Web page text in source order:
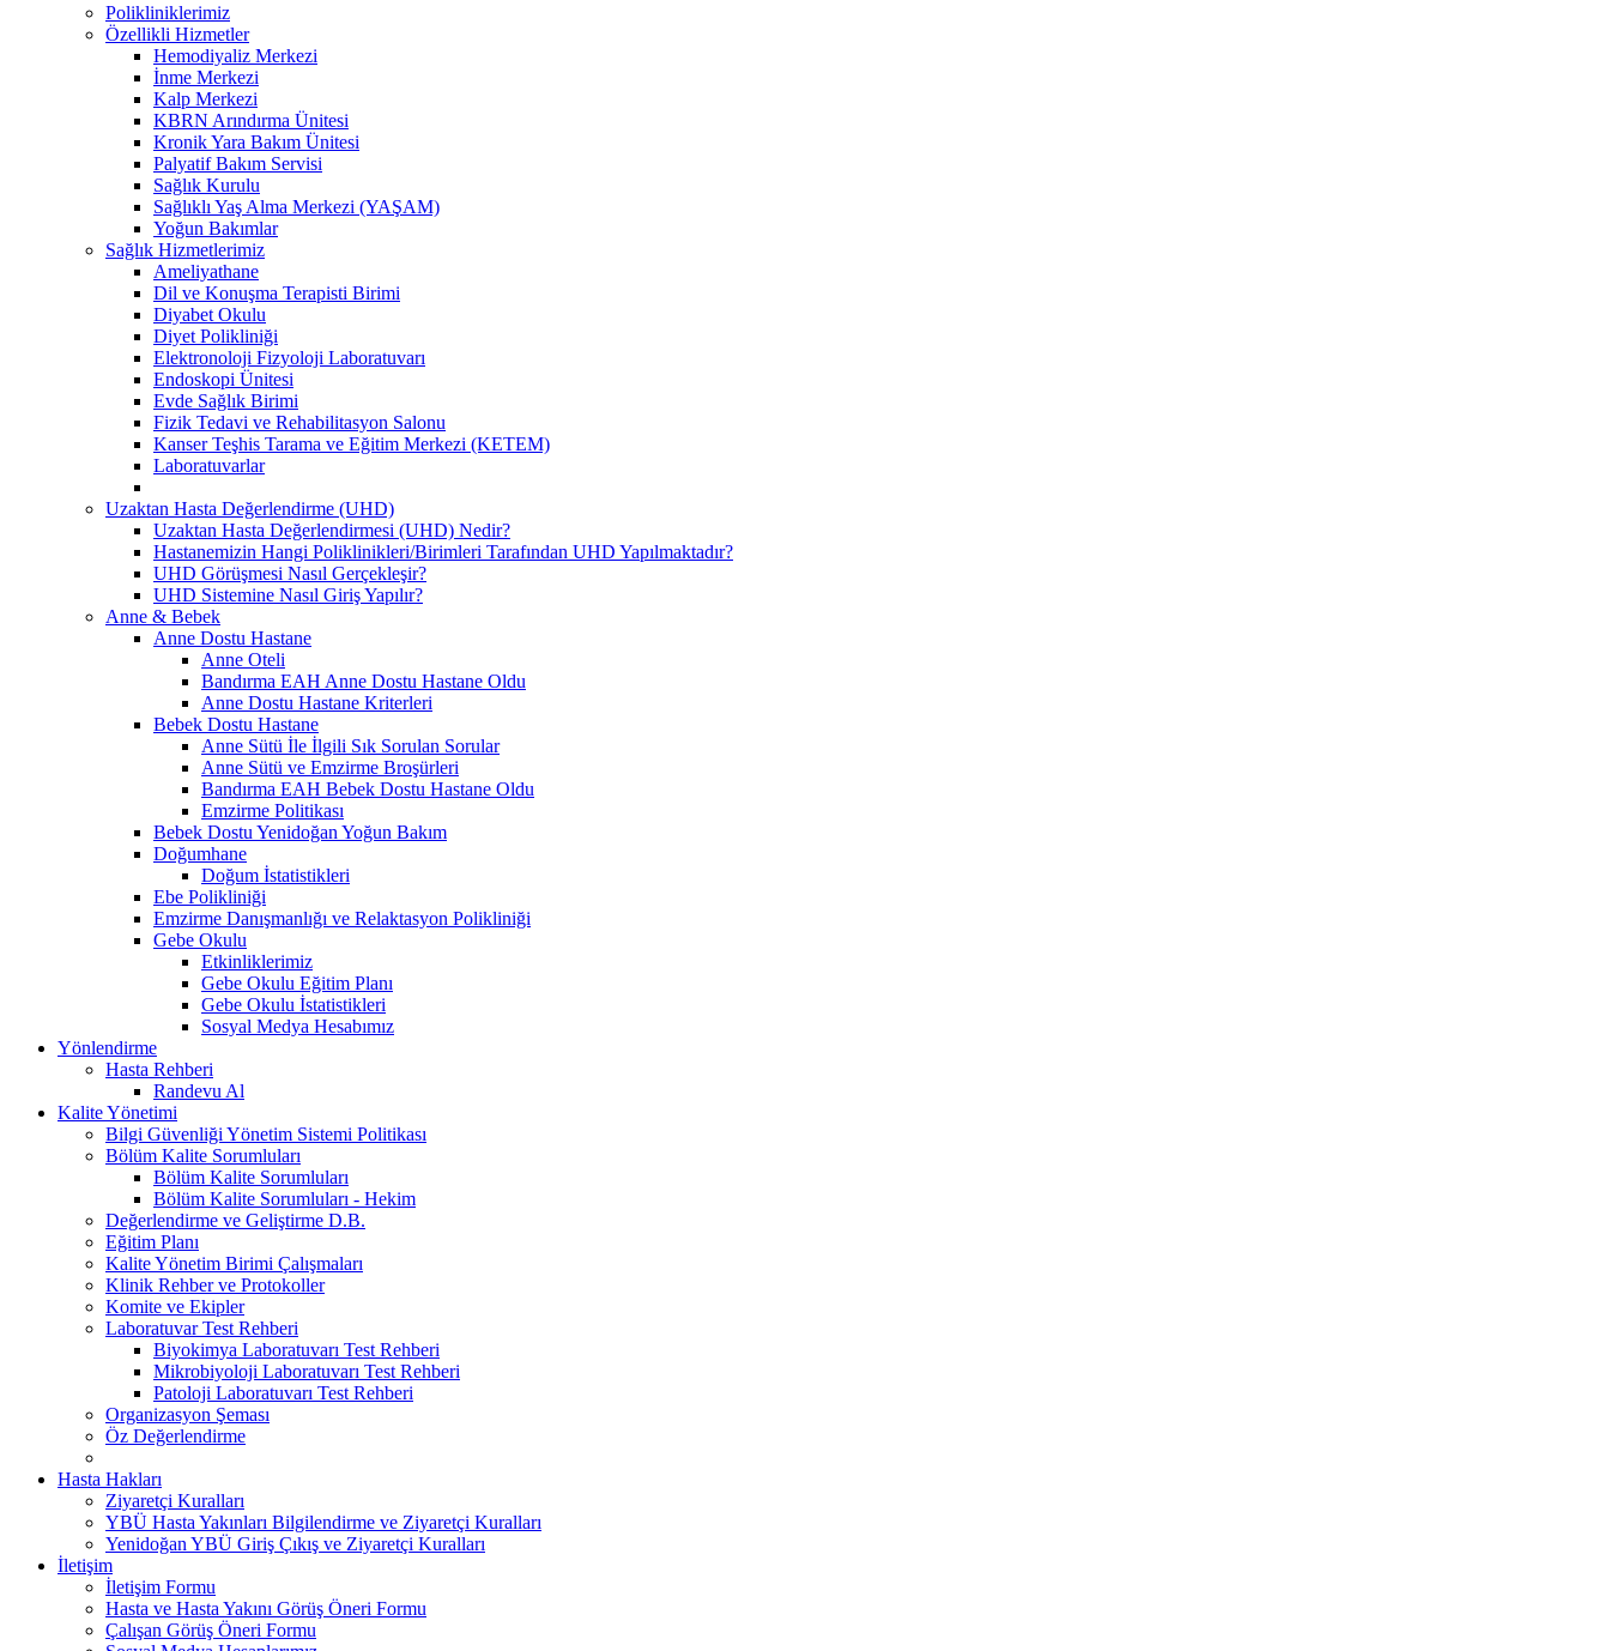
Polikliniklerimiz
Özellikli Hizmetler
Hemodiyaliz Merkezi
İnme Merkezi
Kalp Merkezi
KBRN Arındırma Ünitesi
Kronik Yara Bakım Ünitesi
Palyatif Bakım Servisi
Sağlık Kurulu
Sağlıklı Yaş Alma Merkezi (YAŞAM)
Yoğun Bakımlar
Sağlık Hizmetlerimiz
Ameliyathane
Dil ve Konuşma Terapisti Birimi
Diyabet Okulu
Diyet Polikliniği
Elektronoloji Fizyoloji Laboratuvarı
Endoskopi Ünitesi
Evde Sağlık Birimi
Fizik Tedavi ve Rehabilitasyon Salonu
Kanser Teşhis Tarama ve Eğitim Merkezi (KETEM)
Laboratuvarlar
Uzaktan Hasta Değerlendirme (UHD)
Uzaktan Hasta Değerlendirmesi (UHD) Nedir?
Hastanemizin Hangi Poliklinikleri/Birimleri Tarafından UHD Yapılmaktadır?
UHD Görüşmesi Nasıl Gerçekleşir?
UHD Sistemine Nasıl Giriş Yapılır?
Anne & Bebek
Anne Dostu Hastane
Anne Oteli
Bandırma EAH Anne Dostu Hastane Oldu
Anne Dostu Hastane Kriterleri
Bebek Dostu Hastane
Anne Sütü İle İlgili Sık Sorulan Sorular
Anne Sütü ve Emzirme Broşürleri
Bandırma EAH Bebek Dostu Hastane Oldu
Emzirme Politikası
Bebek Dostu Yenidoğan Yoğun Bakım
Doğumhane
Doğum İstatistikleri
Ebe Polikliniği
Emzirme Danışmanlığı ve Relaktasyon Polikliniği
Gebe Okulu
Etkinliklerimiz
Gebe Okulu Eğitim Planı
Gebe Okulu İstatistikleri
Sosyal Medya Hesabımız
Yönlendirme
Hasta Rehberi
Randevu Al
Kalite Yönetimi
Bilgi Güvenliği Yönetim Sistemi Politikası
Bölüm Kalite Sorumluları
Bölüm Kalite Sorumluları
Bölüm Kalite Sorumluları - Hekim
Değerlendirme ve Geliştirme D.B.
Eğitim Planı
Kalite Yönetim Birimi Çalışmaları
Klinik Rehber ve Protokoller
Komite ve Ekipler
Laboratuvar Test Rehberi
Biyokimya Laboratuvarı Test Rehberi
Mikrobiyoloji Laboratuvarı Test Rehberi
Patoloji Laboratuvarı Test Rehberi
Organizasyon Şeması
Öz Değerlendirme
Hasta Hakları
Ziyaretçi Kuralları
YBÜ Hasta Yakınları Bilgilendirme ve Ziyaretçi Kuralları
Yenidoğan YBÜ Giriş Çıkış ve Ziyaretçi Kuralları
İletişim
İletişim Formu
Hasta ve Hasta Yakını Görüş Öneri Formu
Çalışan Görüş Öneri Formu